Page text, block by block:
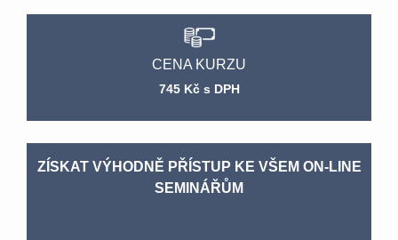
CENA KURZU
745 Kč s DPH
ZÍSKAT VÝHODNĚ PŘÍSTUP KE VŠEM ON-LINE
SEMINÁŘŮM